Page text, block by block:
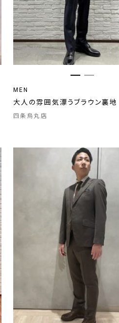
MEN
大人の雰囲気漂うブラウン裏地
四条烏丸店